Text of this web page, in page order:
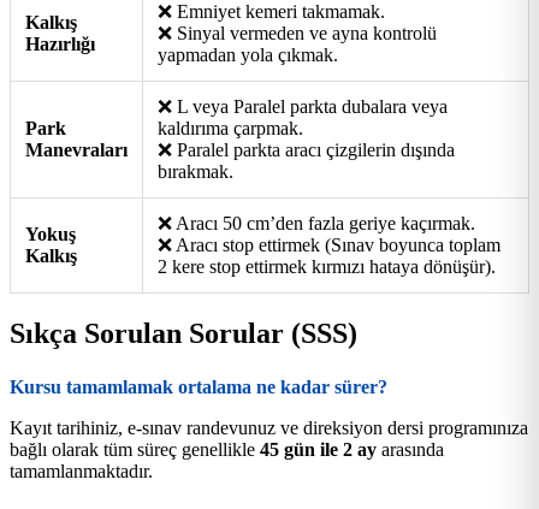
Kalkış
Hazırlığı
❌ Emniyet kemeri takmamak.
❌ Sinyal vermeden ve ayna kontrolü
yapmadan yola çıkmak.
Park
Manevraları
❌ L veya Paralel parkta dubalara veya
kaldırıma çarpmak.
❌ Paralel parkta aracı çizgilerin dışında
bırakmak.
Yokuş
Kalkış
❌ Aracı 50 cm’den fazla geriye kaçırmak.
❌ Aracı stop ettirmek (Sınav boyunca toplam
2 kere stop ettirmek kırmızı hataya dönüşür).
Sıkça Sorulan Sorular (SSS)
Kursu tamamlamak ortalama ne kadar sürer?
Kayıt tarihiniz, e-sınav randevunuz ve direksiyon dersi programınıza
bağlı olarak tüm süreç genellikle 45 gün ile 2 ay arasında
tamamlanmaktadır.